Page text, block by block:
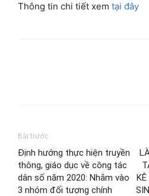
Thông tin chi tiết xem tại đây
Bài trước
Định hướng thực hiện truyền
thông, giáo dục về công tác
dân số năm 2020: Nhắm vào
3 nhóm đối tượng chính